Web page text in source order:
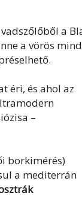
a
a vörös
éri, és ahol az
–
borkimérés)
a mediterrán